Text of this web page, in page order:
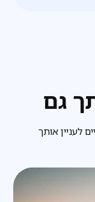
גם
לעניין אותך